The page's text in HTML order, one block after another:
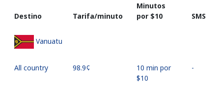
Destino Tarifa/minuto
Minutos
por ⁦$10⁩
SMS
Vanuatu
All country ⁦98.9¢⁩
10 min por
⁦$10⁩
-